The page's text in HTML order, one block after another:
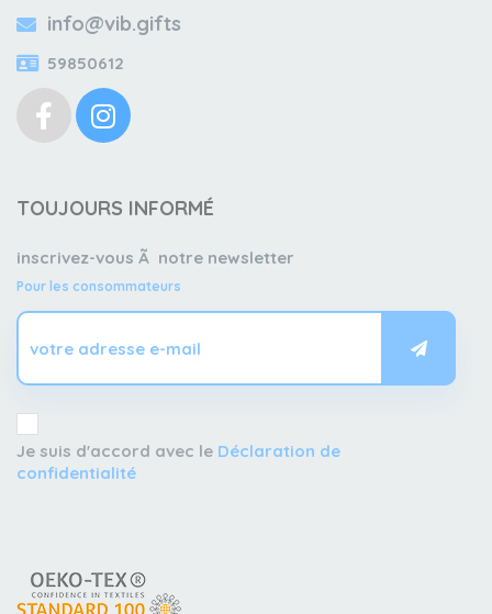
info@vib.gifts
59850612
TOUJOURS INFORMÉ
inscrivez-vous Ã notre newsletter
Pour les consommateurs
Je suis d'accord avec le Déclaration de
confidentialité